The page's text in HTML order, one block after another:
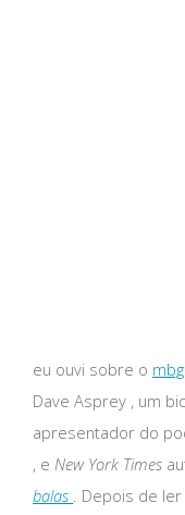
eu ouvi sobre o
Dave Asprey , um
apresentador do
, e New York Times
balas . Depois de